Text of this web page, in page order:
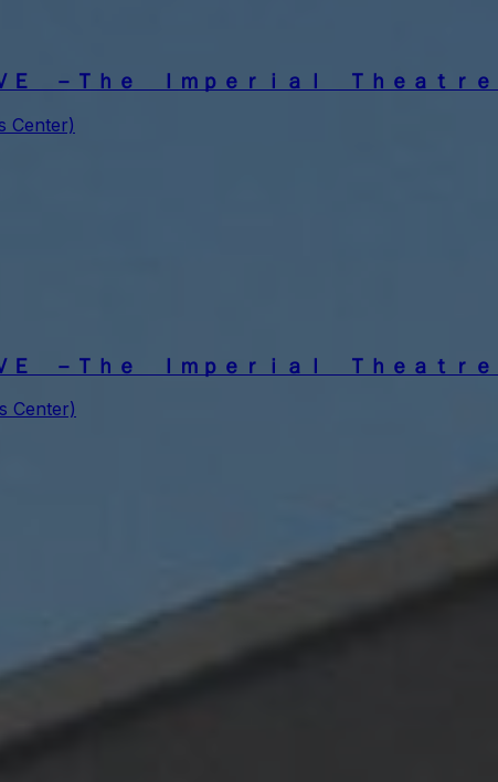
－Ｔｈｅ Ｉｍｐｅｒｉａｌ Ｔｈｅａｔｒｅ
Center)
－Ｔｈｅ Ｉｍｐｅｒｉａｌ Ｔｈｅａｔｒｅ
Center)